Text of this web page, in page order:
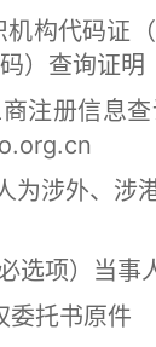
码证（统
）查询证明
册信息查
外、涉港
项）当事
托书原件